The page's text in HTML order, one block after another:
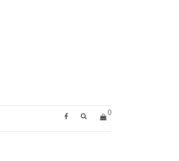
SEARCH BUTTON
0